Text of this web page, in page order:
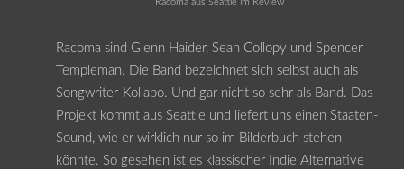
Racoma aus Seattle im Review
Racoma sind Glenn Haider, Sean Collopy und Spencer
Templeman. Die Band bezeichnet sich selbst auch als
Songwriter-Kollabo. Und gar nicht so sehr als Band. Das
Projekt kommt aus Seattle und liefert uns einen Staaten-
Sound, wie er wirklich nur so im Bilderbuch stehen
könnte. So gesehen ist es klassischer Indie Alternative